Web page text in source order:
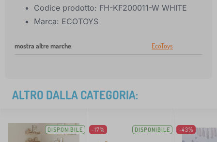
Codice prodotto: FH-KF200011-W WHITE
Marca: ECOTOYS
mostra altre marche: EcoToys
ALTRO DALLA CATEGORIA:
DISPONIBILE -17% DISPONIBILE -43%